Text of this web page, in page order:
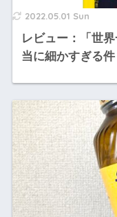
2022.05.01 Sun
レビュー：「世
当に細かすぎる件